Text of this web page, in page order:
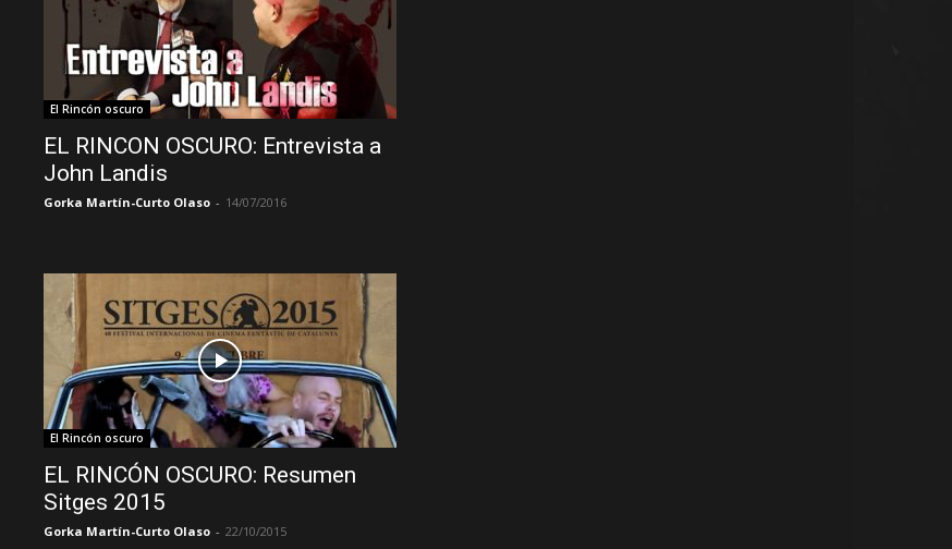
El Rincón oscuro
EL RINCON OSCURO: Entrevista a
John Landis
Gorka Martín-Curto Olaso - 14/07/2016
El Rincón oscuro
EL RINCÓN OSCURO: Resumen
Sitges 2015
Gorka Martín-Curto Olaso - 22/10/2015